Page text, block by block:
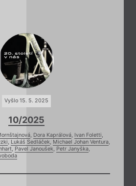
Vyšlo 15. 5. 2025
10/2025
, Dora Kaprálová, Ivan Foletti,
, Lukáš Sedláček, Michael Johan Ventura,
, Pavel Janoušek, Petr Janyška,